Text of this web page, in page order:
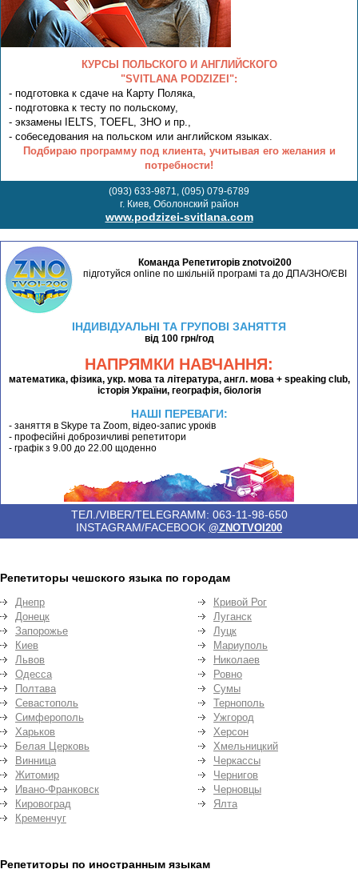
КУРСЫ ПОЛЬСКОГО И АНГЛИЙСКОГО
"SVITLANA PODZIZEI":
- подготовка к сдаче на Карту Поляка,
- подготовка к тесту по польскому,
- экзамены IELTS, TOEFL, ЗНО и пр.,
- собеседования на польском или английском языках.
Подбираю программу под клиента, учитывая его желания и
потребности!
(093) 633-9871, (095) 079-6789
г. Киев, Оболонский район
www.podzizei-svitlana.com
Команда Репетиторів znotvoi200
підготуйся online по шкільній програмі та до ДПА/ЗНО/ЄВІ
ІНДИВІДУАЛЬНІ ТА ГРУПОВІ ЗАНЯТТЯ
від 100 грн/год
НАПРЯМКИ НАВЧАННЯ:
математика, фізика, укр. мова та література, англ. мова + speaking club,
історія України, географія, біологія
НАШІ ПЕРЕВАГИ:
- заняття в Skype та Zoom, відео-запис уроків
- професійні доброзичливі репетитори
- графік з 9.00 до 22.00 щоденно
ТЕЛ./VIBER/TELEGRAMM: 063-11-98-650
INSTAGRAM/FACEBOOK @ZNOTVOI200
Репетиторы чешского языка по городам
Днепр
Донецк
Запорожье
Киев
Львов
Одесса
Полтава
Севастополь
Симферополь
Харьков
Белая Церковь
Винница
Житомир
Ивано-Франковск
Кировоград
Кременчуг
Кривой Рог
Луганск
Луцк
Мариуполь
Николаев
Ровно
Сумы
Тернополь
Ужгород
Херсон
Хмельницкий
Черкассы
Чернигов
Черновцы
Ялта
Репетиторы по иностранным языкам